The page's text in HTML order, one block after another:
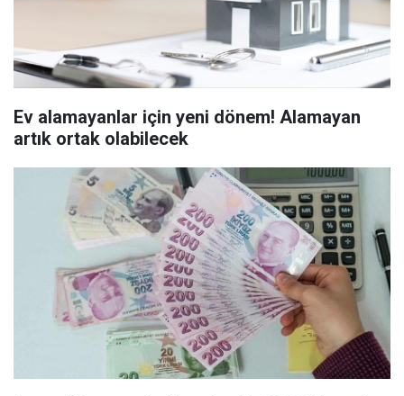
Ev alamayanlar için yeni dönem! Alamayan
artık ortak olabilecek